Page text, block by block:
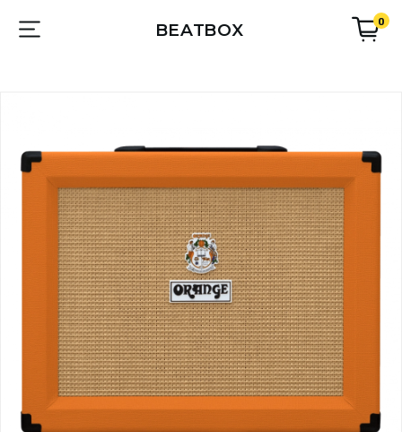
BEATBOX 0